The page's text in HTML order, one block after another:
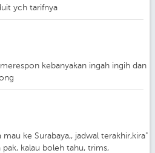
ych tarifnya
kebanyakan ingah ingih dan
mau ke Surabaya,, jadwal terakhir,kira"
kalau boleh tahu, trims,